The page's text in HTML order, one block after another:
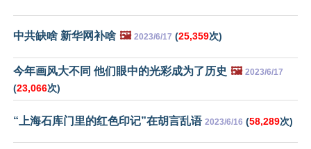
中共缺啥 新华网补啥 🖼️ 2023/6/17 (25,359次)
今年画风大不同 他们眼中的光彩成为了历史 🖼️ 2023/6/17
(23,066次)
“上海石库门里的红色印记”在胡言乱语 2023/6/16 (58,289次)